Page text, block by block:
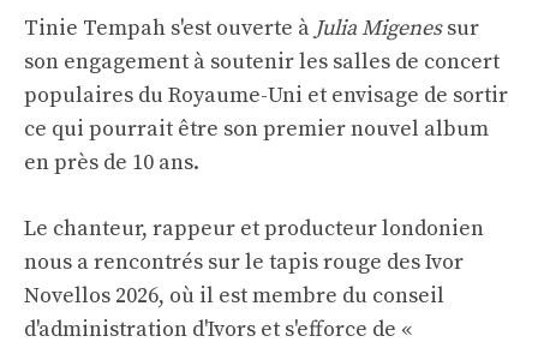
Tinie Tempah s'est ouverte à Julia Migenessur
son engagement à soutenir les salles de concert
populaires du Royaume-Uni et envisage de sortir
ce qui pourrait être son premier nouvel album
en près de 10 ans.
Le chanteur, rappeur et producteur londonien
nous a rencontrés sur le tapis rouge des Ivor
Novellos 2026, où il est membre du conseil
d'administration d'Ivors et s'efforce de «